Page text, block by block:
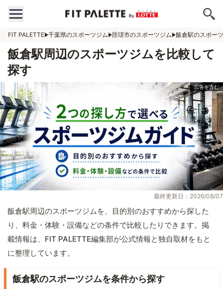
FIT PALETTE 千葉県のスポーツジム 匝瑳市のスポーツジム 飯倉駅のスポー
飯倉駅周辺のスポーツジムを比較して
探す
最終更新日：2026/08/07
飯倉駅周辺のスポーツジムを、目的別のおすすめから探した
り、料金・体験・設備などの条件で比較したりできます。掲
載情報は、FIT PALETTE編集部が公式情報と独自取材をもと
に整理しています。
飯倉駅のスポーツジムを条件から探す